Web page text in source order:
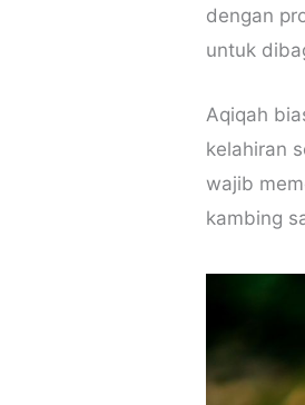
dengan
untuk
Aqiqah
kelahiran
wajib
kambing